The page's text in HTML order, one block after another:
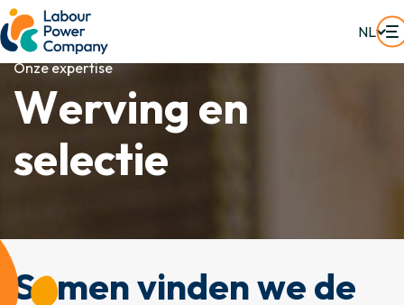
NL
Onze expertise
Werving en
selectie
Samen vinden we de